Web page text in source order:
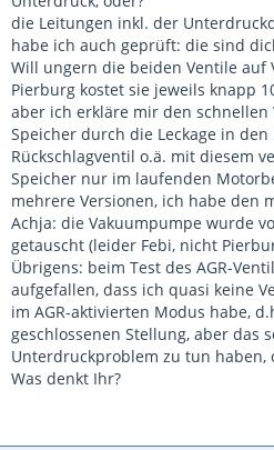
die Leitungen inkl. der
habe ich auch geprüft: die sind
Will ungern die beiden Ventile auf
Pierburg kostet sie jeweils knapp
aber ich erkläre mir den
Speicher durch die Leckage in
Rückschlagventil o.ä. mit diesem
Speicher nur im laufenden
mehrere Versionen, ich habe den
Achja: die Vakuumpumpe wurde
getauscht (leider Febi, nicht
Übrigens: beim Test des AGR-
aufgefallen, dass ich quasi keine
im AGR-aktivierten Modus habe,
geschlossenen Stellung, aber das
Unterdruckproblem zu tun haben,
Was denkt Ihr?